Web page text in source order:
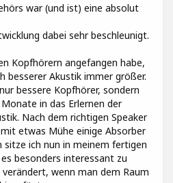
war (und ist) eine absolut
dabei sehr beschleunigt.
Kopfhörern angefangen habe,
besserer Akustik immer größer.
bessere Kopfhörer, sondern
in das Erlernen der
Nach dem richtigen Speaker
etwas Mühe einige Absorber
sitze ich nun in meinem fertigen
besonders interessant zu
wenn man dem Raum